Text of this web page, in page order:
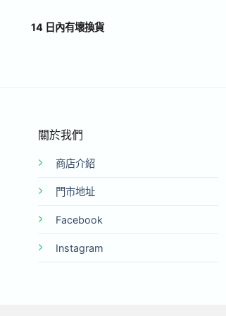
14 日內有壞換貨
關於我們
商店介紹
門市地址
Facebook
Instagram